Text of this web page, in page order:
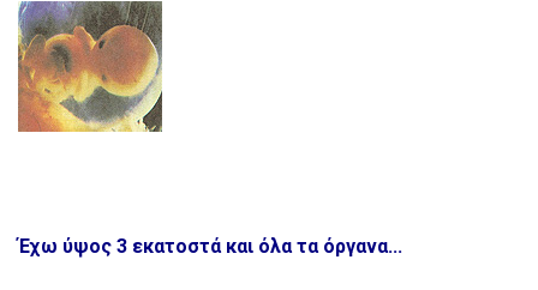
Έχω ύψος 3 εκατοστά και όλα τα όργανα...